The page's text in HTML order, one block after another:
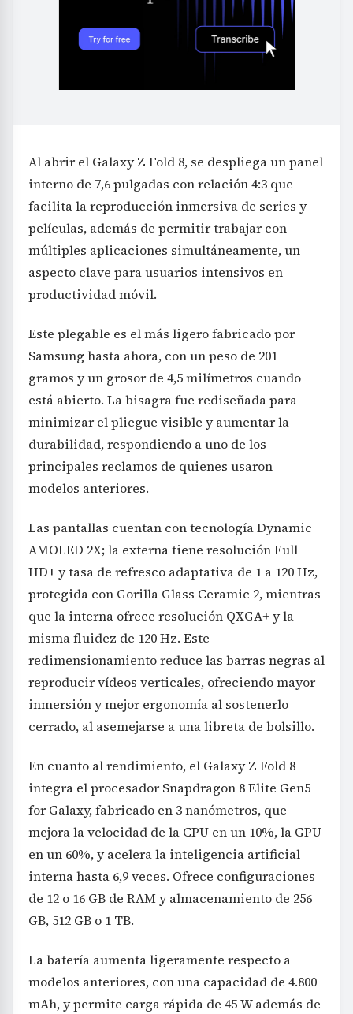
Al abrir el Galaxy Z Fold 8, se despliega un panel
interno de 7,6 pulgadas con relación 4:3 que
facilita la reproducción inmersiva de series y
películas, además de permitir trabajar con
múltiples aplicaciones simultáneamente, un
aspecto clave para usuarios intensivos en
productividad móvil.
Este plegable es el más ligero fabricado por
Samsung hasta ahora, con un peso de 201
gramos y un grosor de 4,5 milímetros cuando
está abierto. La bisagra fue rediseñada para
minimizar el pliegue visible y aumentar la
durabilidad, respondiendo a uno de los
principales reclamos de quienes usaron
modelos anteriores.
Las pantallas cuentan con tecnología Dynamic
AMOLED 2X; la externa tiene resolución Full
HD+ y tasa de refresco adaptativa de 1 a 120 Hz,
protegida con Gorilla Glass Ceramic 2, mientras
que la interna ofrece resolución QXGA+ y la
misma fluidez de 120 Hz. Este
redimensionamiento reduce las barras negras al
reproducir vídeos verticales, ofreciendo mayor
inmersión y mejor ergonomía al sostenerlo
cerrado, al asemejarse a una libreta de bolsillo.
En cuanto al rendimiento, el Galaxy Z Fold 8
integra el procesador Snapdragon 8 Elite Gen5
for Galaxy, fabricado en 3 nanómetros, que
mejora la velocidad de la CPU en un 10%, la GPU
en un 60%, y acelera la inteligencia artificial
interna hasta 6,9 veces. Ofrece configuraciones
de 12 o 16 GB de RAM y almacenamiento de 256
GB, 512 GB o 1 TB.
La batería aumenta ligeramente respecto a
modelos anteriores, con una capacidad de 4.800
mAh, y permite carga rápida de 45 W además de